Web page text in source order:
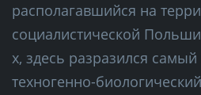
располагавшийся на
социалистической
х, здесь разразился
техногенно-